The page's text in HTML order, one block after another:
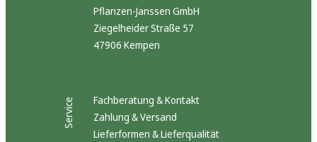
Pflanzen-Janssen GmbH
Ziegelheider Straße 57
47906 Kempen
Service
Fachberatung & Kontakt
Zahlung & Versand
Lieferformen & Lieferqualität